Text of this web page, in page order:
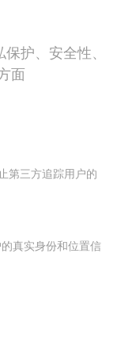
护、安全性、
面
第三方追踪用户的
真实身份和位置信